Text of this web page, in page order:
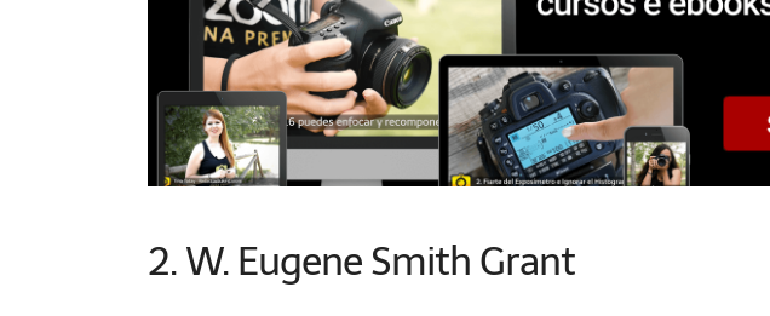
2. W. Eugene Smith Grant